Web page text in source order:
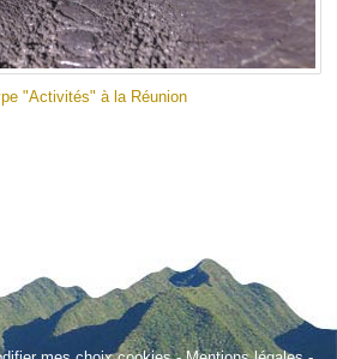
"Activités" à la Réunion